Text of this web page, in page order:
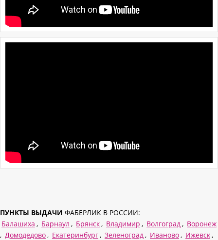
ПУНКТЫ ВЫДАЧИ ФАБЕРЛИК В РОССИИ:
Балашиха , Барнаул , Брянск , Владимир , Волгоград , Воронеж
, Домодедово , Екатеринбург , Зеленоград , Иваново , Ижевск ,